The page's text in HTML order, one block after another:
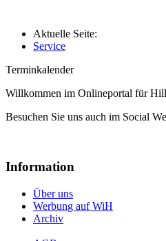
Aktuelle Seite:
Service
Terminkalender
Willkommen im Onlineportal für
Besuchen Sie uns auch im Social
Information
Über uns
Werbung auf WiH
Archiv